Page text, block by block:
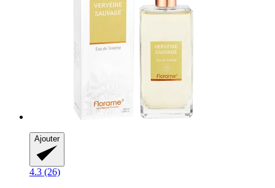
Ajouter
4.3 (26)